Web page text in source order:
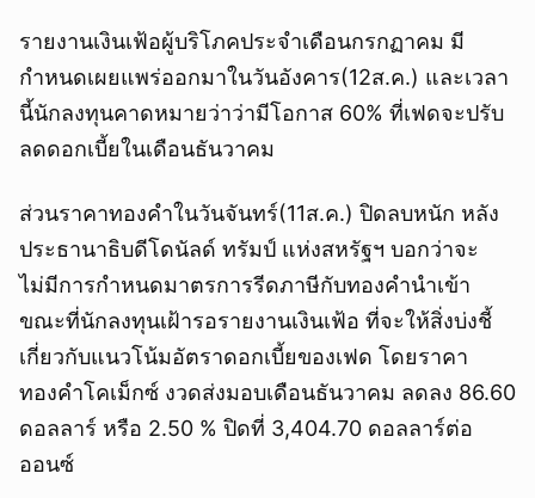
รายงานเงินเฟ้อผู้บริโภคประจำเดือนกรกฏาคม มี
กำหนดเผยแพร่ออกมาในวันอังคาร(12ส.ค.) และเวลา
นี้นักลงทุนคาดหมายว่าว่ามีโอกาส 60% ที่เฟดจะปรับ
ลดดอกเบี้ยในเดือนธันวาคม
ส่วนราคาทองคำในวันจันทร์(11ส.ค.) ปิดลบหนัก หลัง
ประธานาธิบดีโดนัลด์ ทรัมป์ แห่งสหรัฐฯ บอกว่าจะ
ไม่มีการกำหนดมาตรการรีดภาษีกับทองคำนำเข้า
ขณะที่นักลงทุนเฝ้ารอรายงานเงินเฟ้อ ที่จะให้สิ่งบ่งชี้
เกี่ยวกับแนวโน้มอัตราดอกเบี้ยของเฟด โดยราคา
ทองคำโคเม็กซ์ งวดส่งมอบเดือนธันวาคม ลดลง 86.60
ดอลลาร์ หรือ 2.50 % ปิดที่ 3,404.70 ดอลลาร์ต่อ
ออนซ์